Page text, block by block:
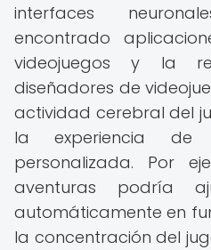
interfaces
encontrado
videojuegos y la
diseñadores de
actividad cerebral del
la experiencia
personalizada. Por
aventuras podría
automáticamente en
la concentración del